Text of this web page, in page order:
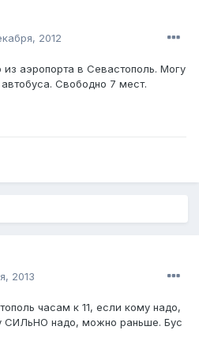
2012
из аэропорта в Севастополь. Могу
Свободно 7 мест.
2013
часам к 11, если кому надо,
СИЛьНО надо, можно раньше. Бус